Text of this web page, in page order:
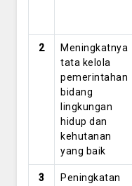
2
Meningkatnya
tata kelola
pemerintahan
bidang
lingkungan
hidup dan
kehutanan
yang baik
3
Peningkatan